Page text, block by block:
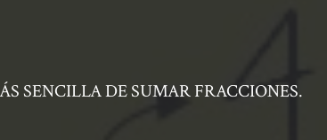
SENCILLA DE SUMAR FRACCIONES.